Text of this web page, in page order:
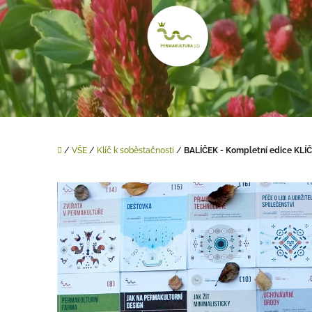
Přejít
na
Domů
/ VŠE / Klíč k soběstačnosti / BALÍČEK - Kompletní edice KLÍČ